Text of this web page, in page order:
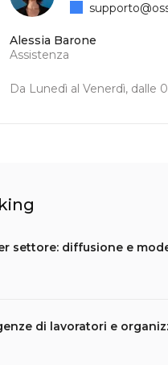
Alessia Barone
Assistenza
Da Lunedì al Venerdì, dalle
settore: diffusione e
di lavoratori e